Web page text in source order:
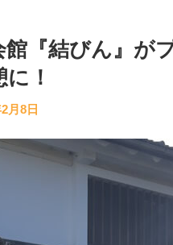
『結びん』が
！
月8日